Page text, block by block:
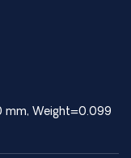
mm, Weight=0.099